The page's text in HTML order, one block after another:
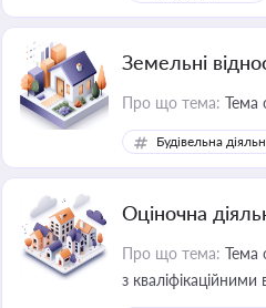
Земельні
Про що тема: Тема
Будівельна
Оціночна
Про що тема: Тема
з